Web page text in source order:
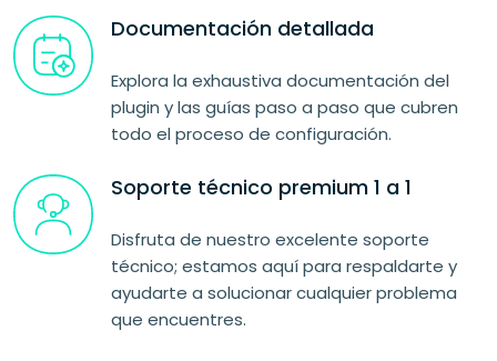
Documentación detallada
Explora la exhaustiva documentación del
plugin y las guías paso a paso que cubren
todo el proceso de configuración.
Soporte técnico premium 1 a 1
Disfruta de nuestro excelente soporte
técnico; estamos aquí para respaldarte y
ayudarte a solucionar cualquier problema
que encuentres.